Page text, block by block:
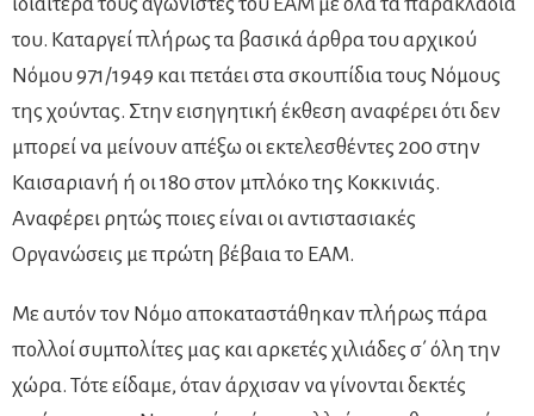
του. Καταργεί πλήρως τα βασικά άρθρα του αρχικού
Νόμου 971/1949 και πετάει στα σκουπίδια τους Νόμους
της χούντας. Στην εισηγητική έκθεση αναφέρει ότι δεν
μπορεί να μείνουν απέξω οι εκτελεσθέντες 200 στην
Καισαριανή ή οι 180 στον μπλόκο της Κοκκινιάς.
Αναφέρει ρητώς ποιες είναι οι αντιστασιακές
Οργανώσεις με πρώτη βέβαια το ΕΑΜ.
Με αυτόν τον Νόμο αποκαταστάθηκαν πλήρως πάρα
πολλοί συμπολίτες μας και αρκετές χιλιάδες σ΄ όλη την
χώρα. Τότε είδαμε, όταν άρχισαν να γίνονται δεκτές